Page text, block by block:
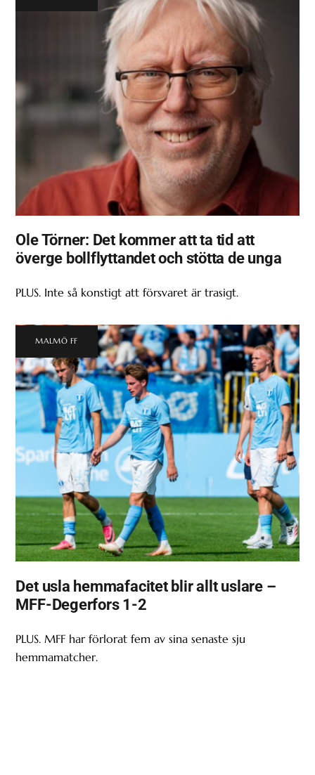
Ole Törner: Det kommer att ta tid att
överge bollflyttandet och stötta de unga
PLUS. Inte så konstigt att försvaret är trasigt.
MALMÖ FF
Det usla hemmafacitet blir allt uslare –
MFF-Degerfors 1-2
PLUS. MFF har förlorat fem av sina senaste sju
hemmamatcher.